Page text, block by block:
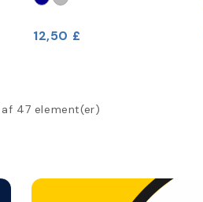
12,50 £
47 element(er)